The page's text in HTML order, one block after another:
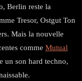
Berlin reste la
Tresor, Ostgut Ton
Mais la nouvelle
comme Mutual
un son hard techno,